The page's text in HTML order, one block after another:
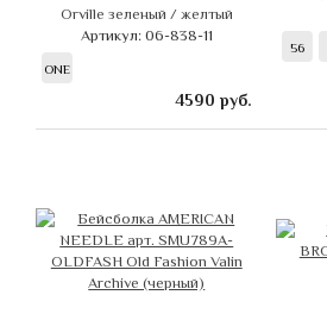
Orville зеленый / желтый
Артикул: 06-838-11
ONE
4590 руб.
56